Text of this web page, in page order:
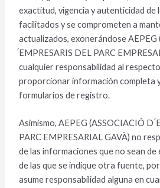
exactitud, vigencia y autenticidad de
facilitados y se comprometen a
actualizados, exonerándose AEPEG
́EMPRESARIS DEL PARC
cualquier responsabilidad al
proporcionar información completa
formularios de registro.
Asimismo, AEPEG (ASSOCIACIÓ D
PARC EMPRESARIAL GAVÀ) no
de las informaciones que no sean
de las que se indique otra fuente,
asume responsabilidad alguna en